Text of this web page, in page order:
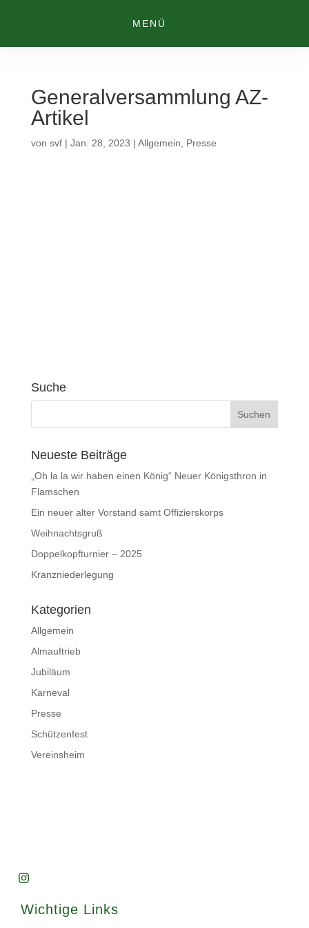
MENÜ
Generalversammlung AZ-
Artikel
von svf| Jan. 28, 2023 | Allgemein Presse
Suche
Neueste Beiträge
„Oh la la wir haben einen König“ Neuer Königsthron in
Flamschen
Ein neuer alter Vorstand samt Offizierskorps
Weihnachtsgruß
Doppelkopfturnier – 2025
Kranzniederlegung
Kategorien
Allgemein
Almauftrieb
Jubiläum
Karneval
Presse
Schützenfest
Vereinsheim
Wichtige Links